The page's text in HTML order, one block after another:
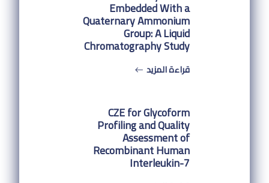
Embedded With a
Quaternary Ammonium
Group: A Liquid
Chromatography Study
قراءة المزيد
CZE for Glycoform
Profiling and Quality
Assessment of
Recombinant Human
Interleukin-7